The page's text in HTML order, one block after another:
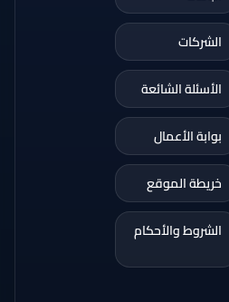
الشركات
الأسئلة الشائعة
بوابة الأعمال
خريطة الموقع
الشروط والأحكام